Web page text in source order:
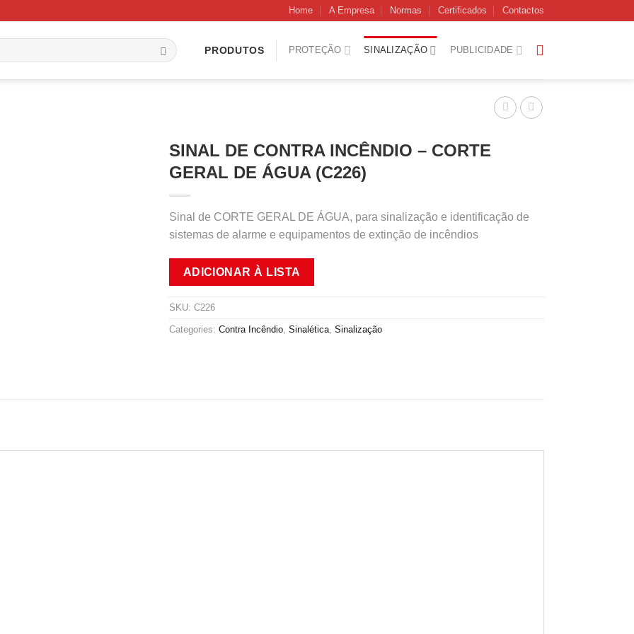
Home A Empresa Normas Certificados Contactos
PRODUTOS PROTEÇÃO SINALIZAÇÃO PUBLICIDADE
SINAL DE CONTRA INCÊNDIO – CORTE
GERAL DE ÁGUA (C226)
Sinal de CORTE GERAL DE ÁGUA, para sinalização e identificação de
sistemas de alarme e equipamentos de extinção de incêndios
ADICIONAR À LISTA
SKU: C226
Categories: Contra Incêndio, Sinalética, Sinalização